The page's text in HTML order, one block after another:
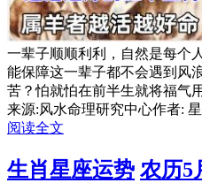
一辈子顺顺利利，自然是每个
能保障这一辈子都不会遇到风
苦？怕就怕在前半生就将福气
来源:风水命理研究中心作者:
阅读全文
生肖星座运势 农历5